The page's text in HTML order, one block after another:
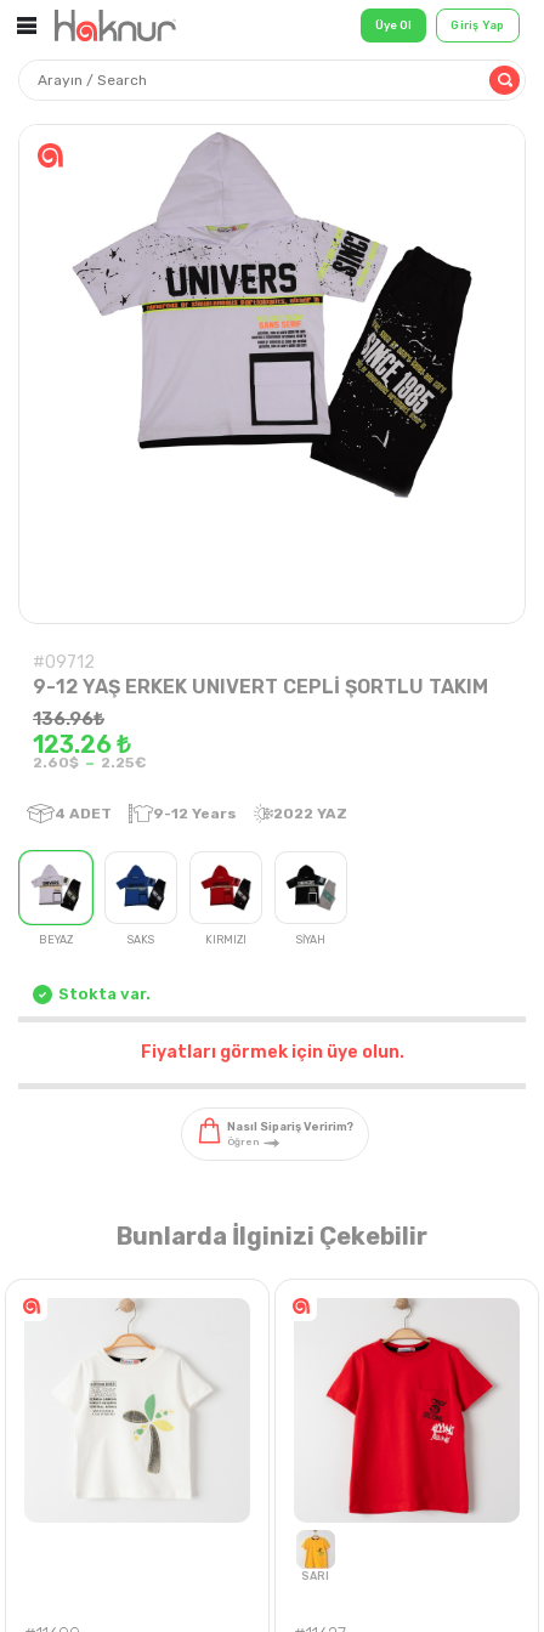
Üye Ol
#09712
9-12 YAŞ ERKEK UNIVERT CEPLİ ŞORTLU TAKIM
136.96₺
123.26 ₺
2.60$ - 2.25€
4 ADET 9-12 Years 2022 YAZ
BEYAZ SAKS KIRMIZI SİYAH
Stokta var.
Fiyatları görmek için üye olun.
Nasıl Sipariş Veririm?
Bunlarda İlginizi Çekebilir